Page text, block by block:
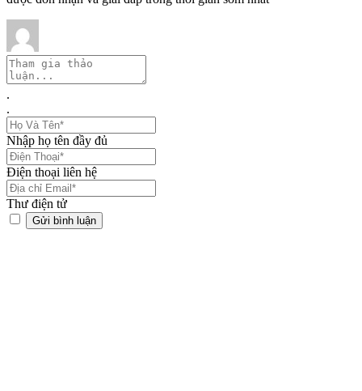
.
.
Nhập họ tên đầy đủ
Điện thoại liên hệ
Thư điện tử